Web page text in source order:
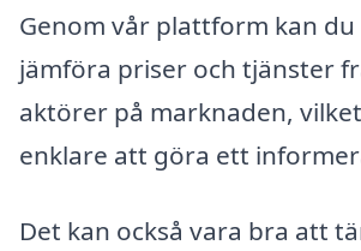
Genom vår plattform kan
jämföra priser och tjänster
aktörer på marknaden,
enklare att göra ett
Det kan också vara bra att